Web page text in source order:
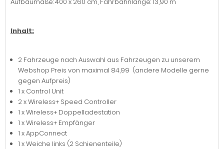
Inhalt:
2 Fahrzeuge nach Auswahl aus Fahrzeugen zu unserem
Webshop Preis von maximal 84,99  (andere Modelle gerne
gegen Aufpreis)
1 x Control Unit
2 x Wireless+ Speed Controller
1 x Wireless+ Doppelladestation
1 x Wireless+ Empfänger
1 x AppConnect
1 x Weiche links (2 Schienenteile)